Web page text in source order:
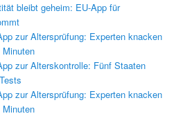
bleibt geheim: EU-App für
zur Altersprüfung: Experten knacken
Minuten
zur Alterskontrolle: Fünf Staaten
zur Altersprüfung: Experten knacken
Minuten